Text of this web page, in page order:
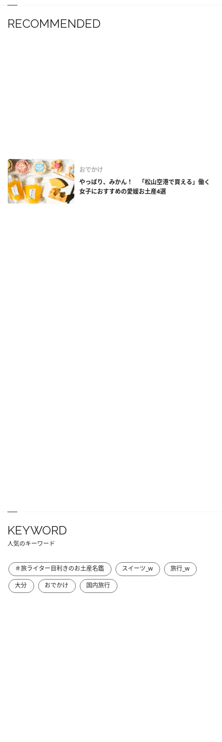
RECOMMENDED
おでかけ
やっぱり、みかん！ 「松山空港で買える」働く
女子におすすめの愛媛お土産4選
KEYWORD
人気のキーワード
＃旅ライター目利きのお土産名鑑 スイーツ_w
旅行_w
大分
おでかけ 国内旅行